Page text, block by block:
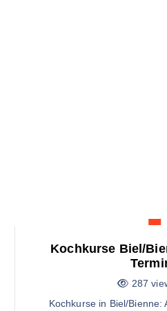
Kochkurse Biel/
287
Kochkurse in Biel/Bienne: